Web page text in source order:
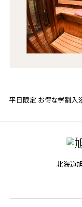
平日午前中！お得なタイ
北海道